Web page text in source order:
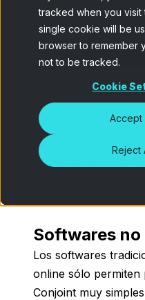
tracked when you visit
single cookie will be
browser to remember
not to be tracked.
Cookie
Accept
Reject
Para programar un
necesitamos un
Softwares
Los softwares
online sólo permiten
Conjoint muy